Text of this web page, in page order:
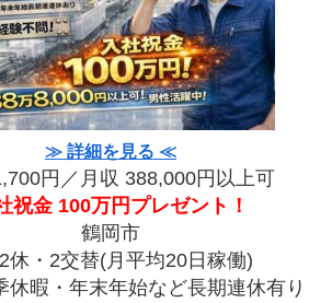
≫ 詳細を見る ≪
円／月収 388,000円以上可
祝金 100万円プレゼント！
鶴岡市
休・2交替(月平均20日稼働)
休暇・年末年始など長期連休有り